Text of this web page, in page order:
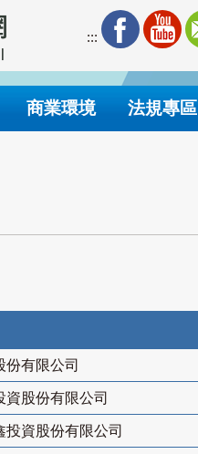
:::
商業環境 法規專區
份有限公司
資股份有限公司
投資股份有限公司